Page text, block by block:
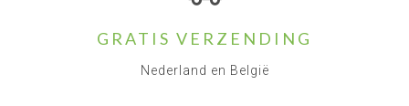
GRATIS VERZENDING
Nederland en België